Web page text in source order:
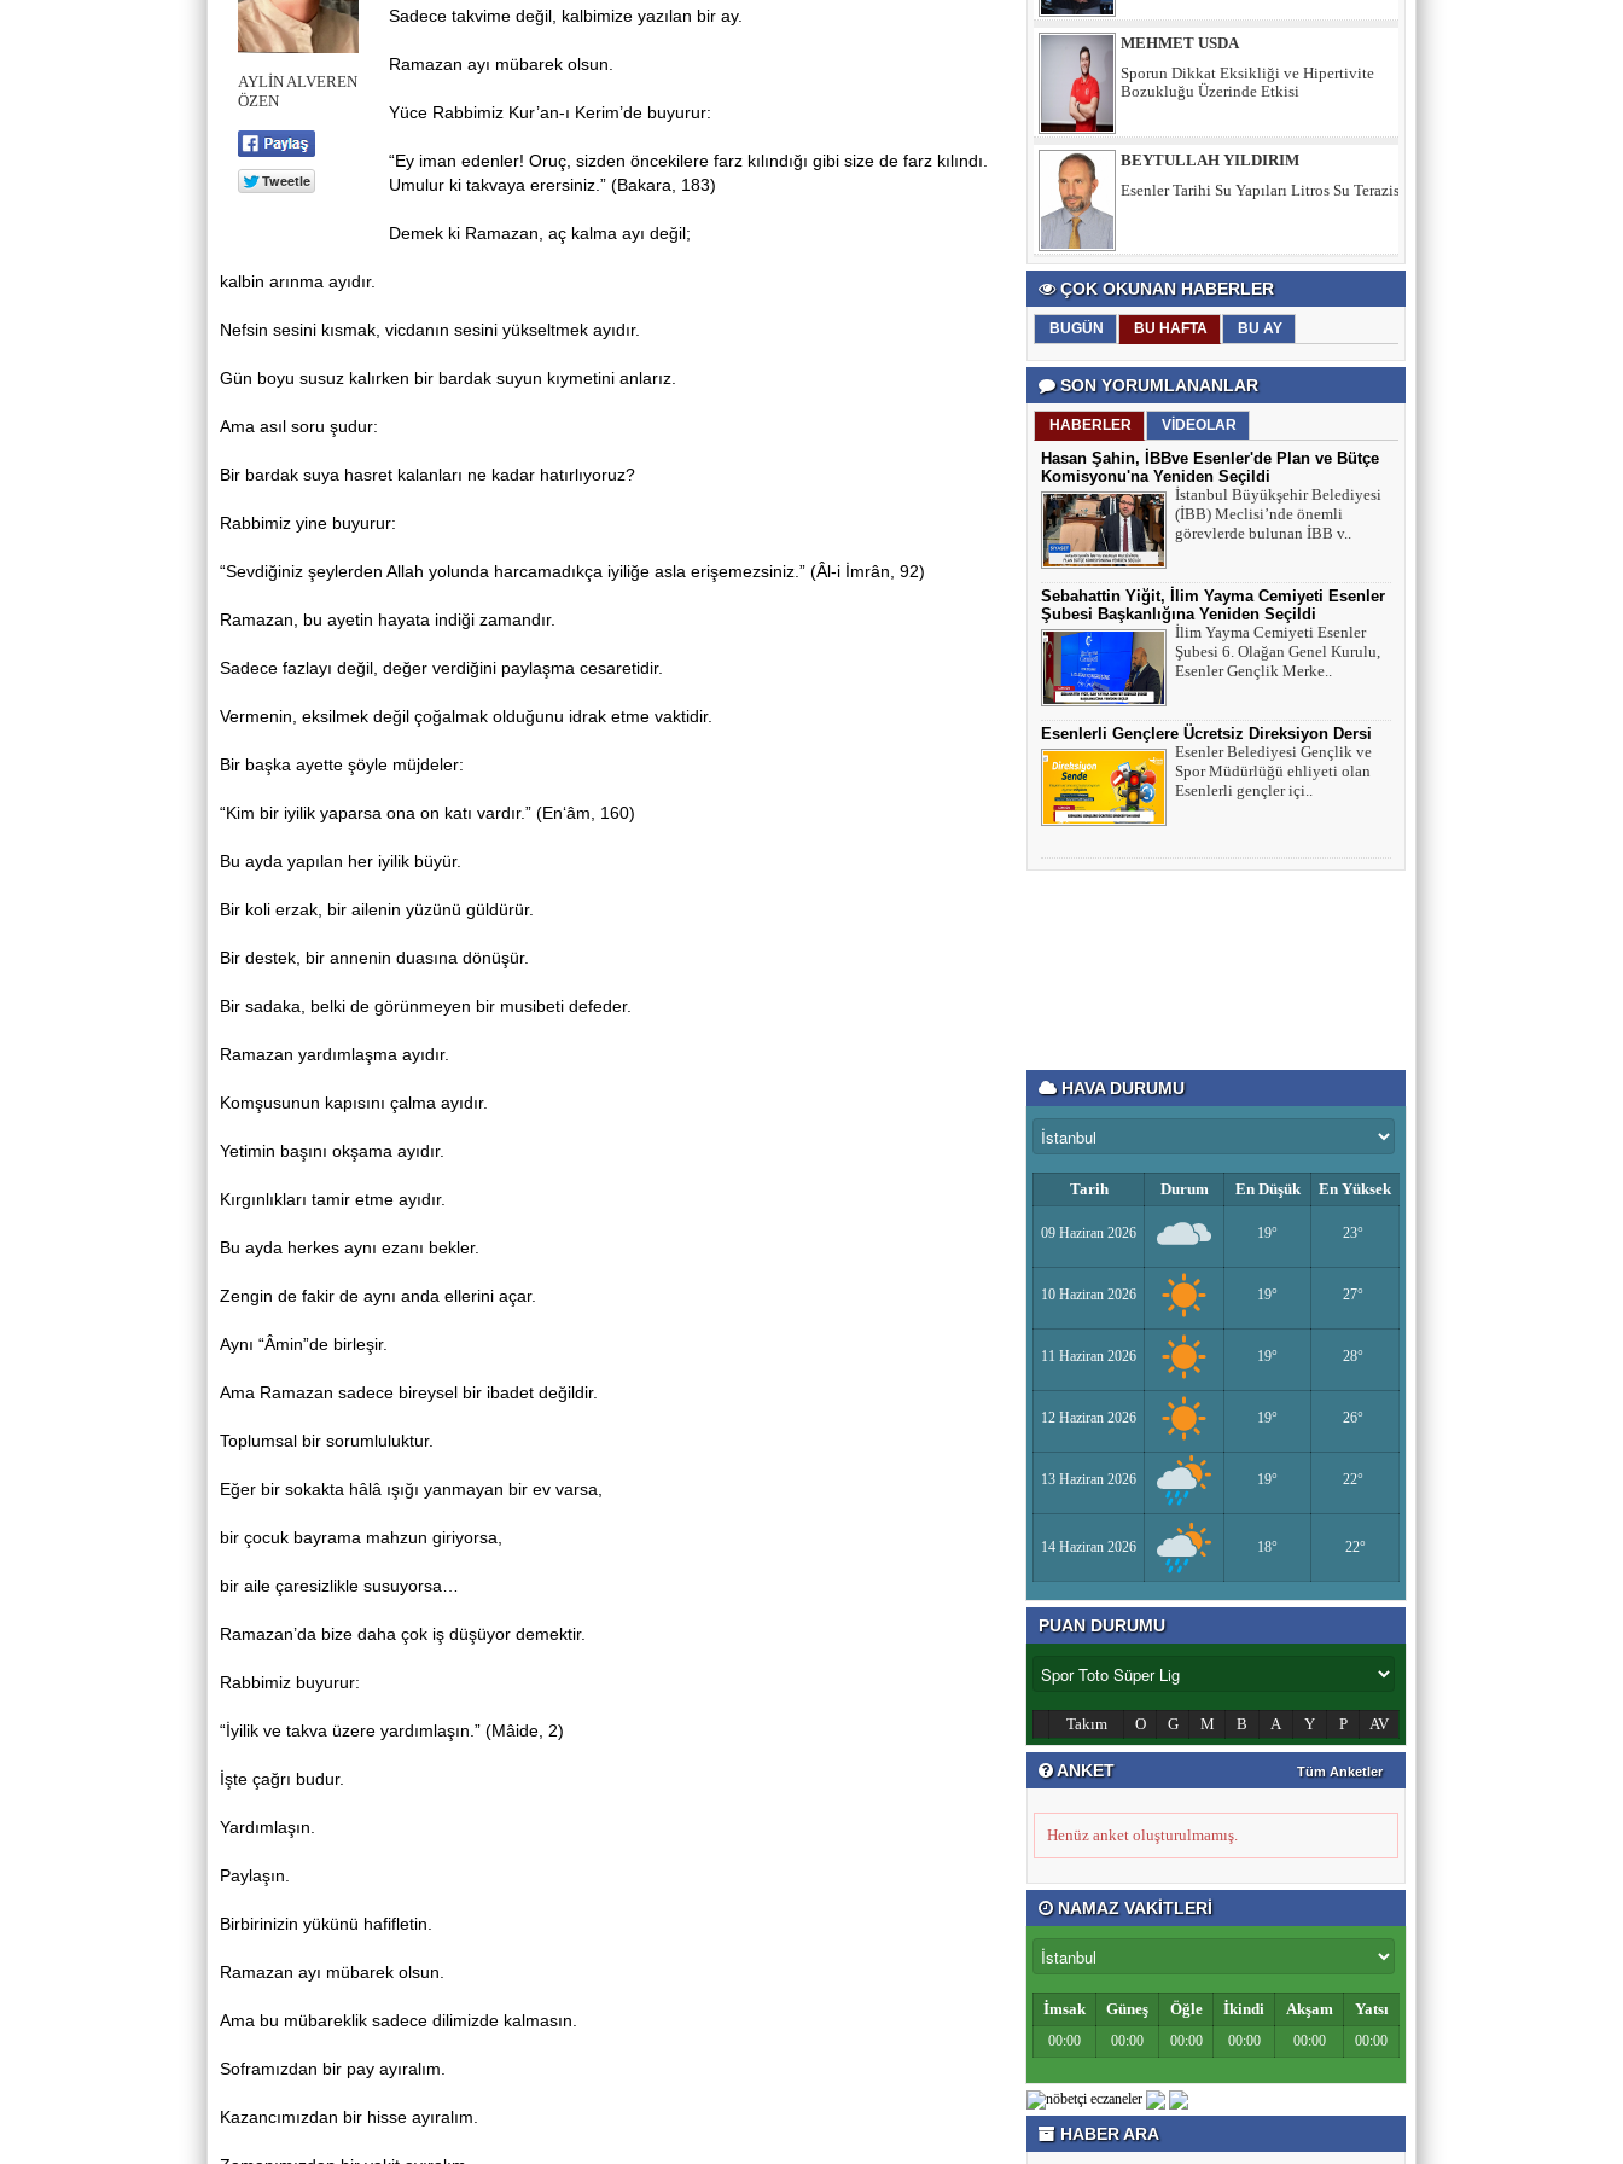
AYLİN ALVEREN
ÖZEN
Sadece takvime değil, kalbimize yazılan bir ay.
Ramazan ayı mübarek olsun.
Yüce Rabbimiz Kur’an-ı Kerim’de buyurur:
“Ey iman edenler! Oruç, sizden öncekilere farz kılındığı gibi size de farz kılındı.
Umulur ki takvaya erersiniz.” (Bakara, 183)
Demek ki Ramazan, aç kalma ayı değil;
kalbin arınma ayıdır.
Nefsin sesini kısmak, vicdanın sesini yükseltmek ayıdır.
Gün boyu susuz kalırken bir bardak suyun kıymetini anlarız.
Ama asıl soru şudur:
Bir bardak suya hasret kalanları ne kadar hatırlıyoruz?
Rabbimiz yine buyurur:
“Sevdiğiniz şeylerden Allah yolunda harcamadıkça iyiliğe asla erişemezsiniz.” (Âl-i İmrân, 92)
Ramazan, bu ayetin hayata indiği zamandır.
Sadece fazlayı değil, değer verdiğini paylaşma cesaretidir.
Vermenin, eksilmek değil çoğalmak olduğunu idrak etme vaktidir.
Bir başka ayette şöyle müjdeler:
“Kim bir iyilik yaparsa ona on katı vardır.” (En‘âm, 160)
Bu ayda yapılan her iyilik büyür.
Bir koli erzak, bir ailenin yüzünü güldürür.
Bir destek, bir annenin duasına dönüşür.
Bir sadaka, belki de görünmeyen bir musibeti defeder.
Ramazan yardımlaşma ayıdır.
Komşusunun kapısını çalma ayıdır.
Yetimin başını okşama ayıdır.
Kırgınlıkları tamir etme ayıdır.
Bu ayda herkes aynı ezanı bekler.
Zengin de fakir de aynı anda ellerini açar.
Aynı “Âmin”de birleşir.
Ama Ramazan sadece bireysel bir ibadet değildir.
Toplumsal bir sorumluluktur.
Eğer bir sokakta hâlâ ışığı yanmayan bir ev varsa,
bir çocuk bayrama mahzun giriyorsa,
bir aile çaresizlikle susuyorsa…
Ramazan’da bize daha çok iş düşüyor demektir.
Rabbimiz buyurur:
“İyilik ve takva üzere yardımlaşın.” (Mâide, 2)
İşte çağrı budur.
Yardımlaşın.
Paylaşın.
Birbirinizin yükünü hafifletin.
Ramazan ayı mübarek olsun.
Ama bu mübareklik sadece dilimizde kalmasın.
Soframızdan bir pay ayıralım.
Kazancımızdan bir hisse ayıralım.
BEYTULLAH YILDIRIM
Esenler Tarihi Su Yapıları Litros Su Terazisi
HÜSEYİN YILMAZ
TARIK SEZAİ KARATEPE
İstanbul Sözleşmesi değil, 'Veda Hutbesi!
AYŞE GÜL ÖZER
Aklın Sustuğu Yerde, “Ş İ D D E T”
Konuşur!
MUSTAFA KARACA
HAYVAN HAKLARI
AV. SEDAT İLBEGİ
YENİ PARTİ (Seçilmişlerin Mahvına,
Statükonun Devamına…)
HAMZA BALCI
"DİRİ DİRİ TOPRAĞA GÖMÜLEN
KIZA,HANGİ GÜNAHTAN ÖTÜRÜ
ZAMAN..." (TEKVİR, 8-9)
Bir Derviş
Kadın İstihdamı mı, Aileyi Bitirme Projesi
mi?
Tarık Sharabaty
Yapay Zeka ve İş Hayatındaki Değişimler
Esenlerin Ablası
Sümeyye KAYA
Miraç Gecesi
Hamburgun karanlık sokakları
Zahid Medeni
Şehir ve Aile Şurasının Düşündürdükleri (2)
Bir İnsanlık Mektebi: Tosya Yaren Kültürü
ÇOK OKUNAN HABERLER
BUGÜN BU HAFTA BU AY
SON YORUMLANANLAR
HABERLER VİDEOLAR
Hasan Şahin, İBBve Esenler'de Plan ve Bütçe
Komisyonu'na Yeniden Seçildi
İstanbul Büyükşehir Belediyesi
(İBB) Meclisi’nde önemli
görevlerde bulunan İBB v..
Sebahattin Yiğit, İlim Yayma Cemiyeti Esenler
Şubesi Başkanlığına Yeniden Seçildi
İlim Yayma Cemiyeti Esenler
Şubesi 6. Olağan Genel Kurulu,
Esenler Gençlik Merke..
Esenlerli Gençlere Ücretsiz Direksiyon Dersi
Esenler Belediyesi Gençlik ve
Spor Müdürlüğü ehliyeti olan
Esenlerli gençler içi..
HAVA DURUMU
Tarih Durum En Düşük En Yüksek
09 Haziran 2026 19° 23°
10 Haziran 2026 19° 27°
11 Haziran 2026 19° 28°
12 Haziran 2026 19° 26°
13 Haziran 2026 19° 22°
14 Haziran 2026 18° 22°
PUAN DURUMU
Takım O G M B A Y P AV
ANKET Tüm Anketler
Henüz anket oluşturulmamış.
NAMAZ VAKİTLERİ
İmsak Güneş Öğle İkindi Akşam Yatsı
00:00 00:00 00:00 00:00 00:00 00:00
HABER ARA